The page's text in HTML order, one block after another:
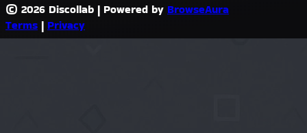
© 2026 Discollab | Powered by BrowseAura
Terms | Privacy